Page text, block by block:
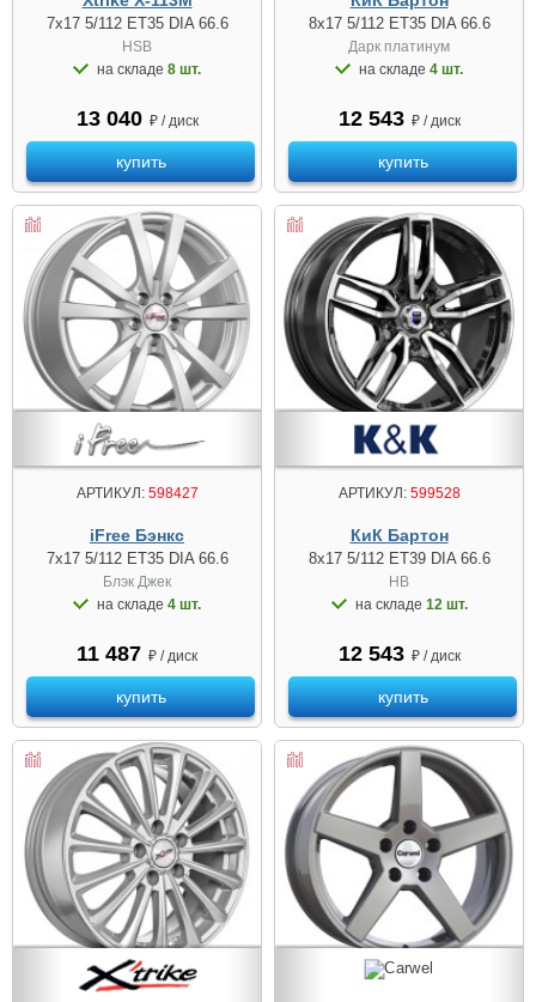
7x17 5/112 ET35 DIA 66.6
HSB
на складе 8 шт.
13 040 ₽ / диск
купить
8x17 5/112 ET35 DIA 66.6
Дарк платинум
на складе 4 шт.
12 543 ₽ / диск
купить
АРТИКУЛ:598427
iFree Бэнкс
7x17 5/112 ET35 DIA 66.6
Блэк Джек
на складе 4 шт.
11 487 ₽ / диск
купить
АРТИКУЛ:599528
КиК Бартон
8x17 5/112 ET39 DIA 66.6
HB
на складе 12 шт.
12 543 ₽ / диск
купить